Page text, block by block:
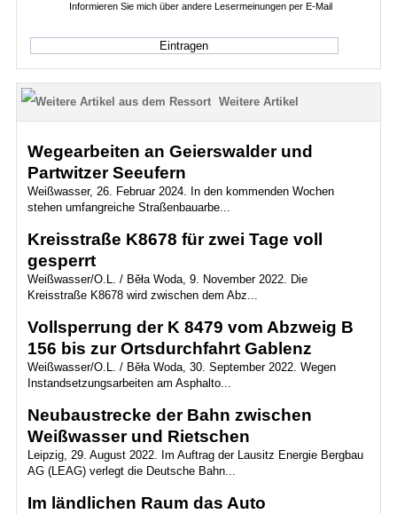
Informieren Sie mich über andere Lesermeinungen per E-Mail
Weitere Artikel
Wegearbeiten an Geierswalder und
Partwitzer Seeufern
Weißwasser, 26. Februar 2024. In den kommenden Wochen
stehen umfangreiche Straßenbauarbe...
Kreisstraße K8678 für zwei Tage voll
gesperrt
Weißwasser/O.L. / Běła Woda, 9. November 2022. Die
Kreisstraße K8678 wird zwischen dem Abz...
Vollsperrung der K 8479 vom Abzweig B
156 bis zur Ortsdurchfahrt Gablenz
Weißwasser/O.L. / Běła Woda, 30. September 2022. Wegen
Instandsetzungsarbeiten am Asphalto...
Neubaustrecke der Bahn zwischen
Weißwasser und Rietschen
Leipzig, 29. August 2022. Im Auftrag der Lausitz Energie Bergbau
AG (LEAG) verlegt die Deutsche Bahn...
Im ländlichen Raum das Auto